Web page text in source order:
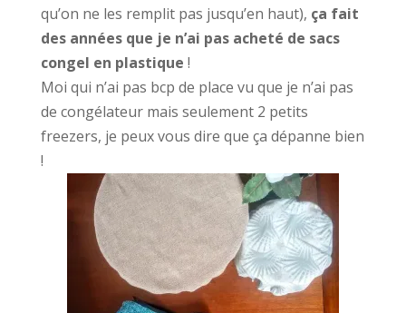
qu’on ne les remplit pas jusqu’en haut), ça fait
des années que je n’ai pas acheté de sacs
congel en plastique !
Moi qui n’ai pas bcp de place vu que je n’ai pas
de congélateur mais seulement 2 petits
freezers, je peux vous dire que ça dépanne bien
!